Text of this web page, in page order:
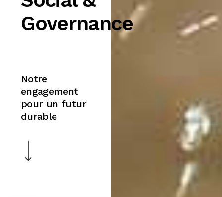
Governance
Notre
engagement
pour un futur
durable